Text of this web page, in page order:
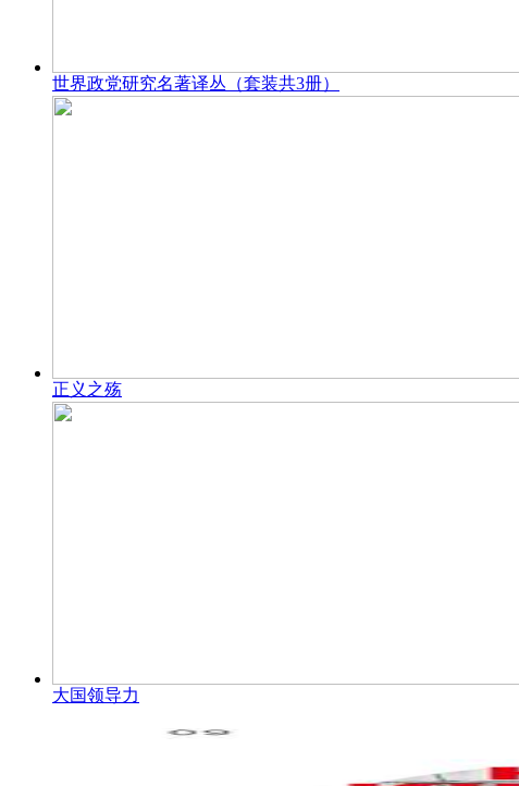
世界政党研究名著译丛（套装共3册）
正义之殇
大国领导力